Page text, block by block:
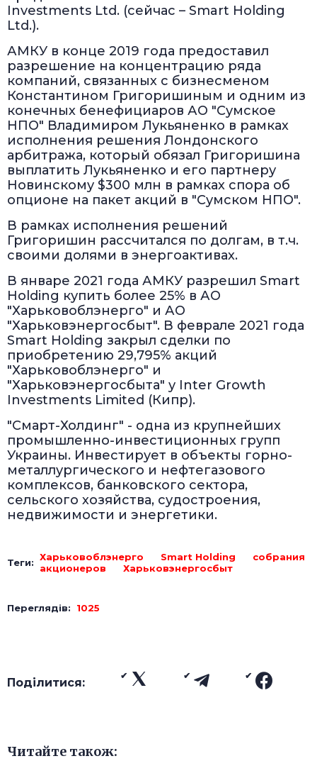
Investments Ltd. (сейчас – Smart Holding
Ltd.).
АМКУ в конце 2019 года предоставил
разрешение на концентрацию ряда
компаний, связанных с бизнесменом
Константином Григоришиным и одним из
конечных бенефициаров АО "Сумское
НПО" Владимиром Лукьяненко в рамках
исполнения решения Лондонского
арбитража, который обязал Григоришина
выплатить Лукьяненко и его партнеру
Новинскому $300 млн в рамках спора об
опционе на пакет акций в "Сумском НПО".
В рамках исполнения решений
Григоришин рассчитался по долгам, в т.ч.
своими долями в энергоактивах.
В январе 2021 года АМКУ разрешил Smart
Holding купить более 25% в АО
"Харьковоблэнерго" и АО
"Харьковэнергосбыт". В феврале 2021 года
Smart Holding закрыл сделки по
приобретению 29,795% акций
"Харьковоблэнерго" и
"Харьковэнергосбыта" у Inter Growth
Investments Limited (Кипр).
"Смарт-Холдинг" - одна из крупнейших
промышленно-инвестиционных групп
Украины. Инвестирует в объекты горно-
металлургического и нефтегазового
комплексов, банковского сектора,
сельского хозяйства, судостроения,
недвижимости и энергетики.
Теги: Харьковоблэнерго Smart Holding
собрания
акционеров
Харьковэнергосбыт
Переглядів: 1025
Поділитися:
Читайте також: